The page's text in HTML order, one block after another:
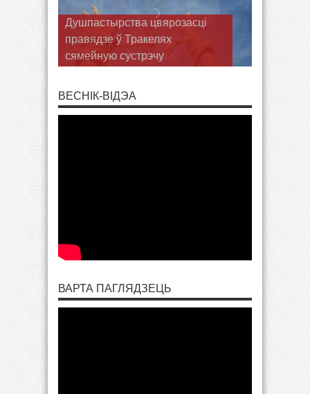
Душпастырства цвярозасці
правядзе ў Тракелях
сямейную сустрэчу
ВЕСНІК-ВІДЭА
ВАРТА ПАГЛЯДЗЕЦЬ